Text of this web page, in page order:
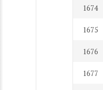
1674
1675
1676
1677